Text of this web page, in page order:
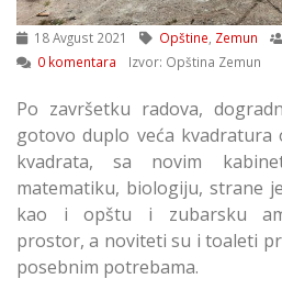
18 Avgust 2021 Opštine Zemun
0 komentara
Izvor: Opština Zemun
Po završetku radova,
gotovo duplo veća
kvadrata, sa novim
matematiku, biologiju, strane
kao i opštu i zubarsku
prostor, a noviteti su i toaleti
posebnim potrebama.